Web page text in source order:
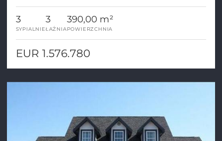
3
SYPIALNIE
3
ŁAŹNIA
390,00 m²
POWIERZCHNIA
EUR 1.576.780